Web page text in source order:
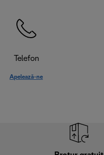
Telefon
Apelează-ne